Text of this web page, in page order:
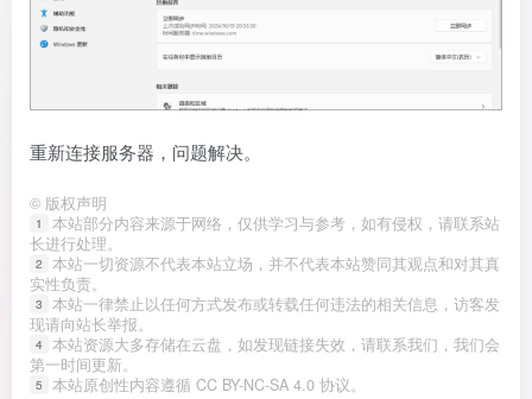
重新连接服务器，问题解决。
© 版权声明
1
本站部分内容来源于网络，仅供学习与参考，如有侵权，请联系站
长进行处理。
2
本站一切资源不代表本站立场，并不代表本站赞同其观点和对其真
实性负责。
3
本站一律禁止以任何方式发布或转载任何违法的相关信息，访客发
现请向站长举报。
4 本站资源大多存储在云盘，如发现链接失效，请联系我们，我们会
第一时间更新。
5
本站原创性内容遵循 CC BY-NC-SA 4.0 协议。